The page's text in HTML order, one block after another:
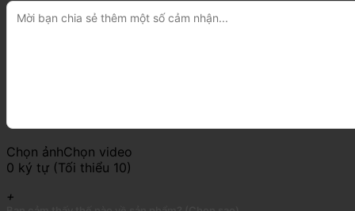
Chọn ảnhChọn video
0 ký tự (Tối thiểu 10)
+